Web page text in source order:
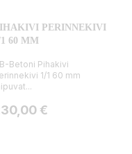
PERINNEKIVI
60 MM
Betoni Pihakivi
1/1 60 mm
€